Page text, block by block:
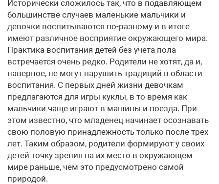
Исторически сложилось так, что в подавляющем
большинстве случаев маленькие мальчики и
девочки воспитываются по-разному и в итоге
имеют различное восприятие окружающего мира.
Практика воспитания детей без учета пола
встречается очень редко. Родители не хотят, да и,
наверное, не могут нарушить традиций в области
воспитания. С первых дней жизни девочкам
предлагаются для игры куклы, в то время как
мальчики чаще играют в машины и поезда. При
этом известно, что младенец начинает осознавать
свою половую принадлежность только после трех
лет. Таким образом, родители формируют у своих
детей точку зрения на их место в окружающем
мире раньше, чем это предусмотрено самой
природой.